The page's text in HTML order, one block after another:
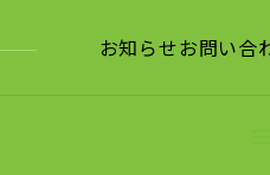
お知らせお問い合